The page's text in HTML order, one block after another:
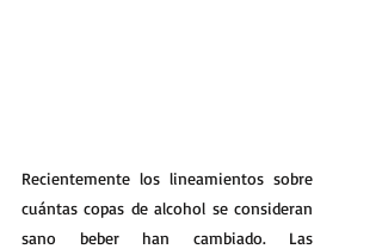
Recientemente los lineamientos sobre
cuántas copas de alcohol se consideran
sano beber han cambiado. Las